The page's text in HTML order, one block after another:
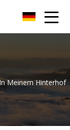
Meinem Hinterhof